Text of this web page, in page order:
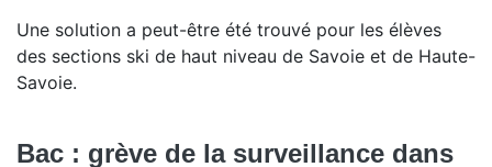
Une solution a peut-être été trouvé pour les élèves
des sections ski de haut niveau de Savoie et de Haute-
Savoie.
Bac : grève de la surveillance dans